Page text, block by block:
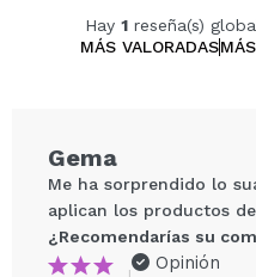
Hay 1reseña(s)
MÁS VALORADAS
Gema
Me ha sorprendido lo
aplican los productos
¿Recomendarías su
Opinión